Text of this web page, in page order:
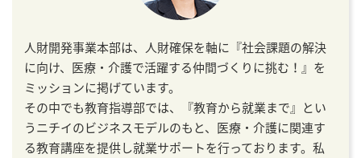
人財開発事業本部は、人財確保を軸に『社会課題の解決
に向け、医療・介護で活躍する仲間づくりに挑む！』を
ミッションに掲げています。
その中でも教育指導部では、『教育から就業まで』とい
うニチイのビジネスモデルのもと、医療・介護に関連す
る教育講座を提供し就業サポートを行っております。私